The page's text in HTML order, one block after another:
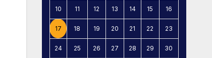
10 11 12 13 14 15 16
17 18 19 20 21 22 23
24 25 26 27 28 29 30